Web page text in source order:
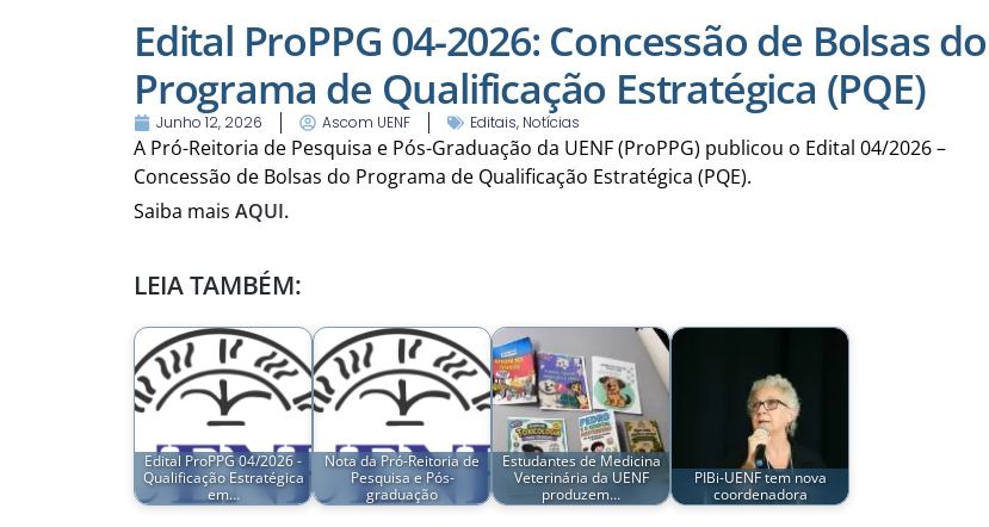
Edital ProPPG 04-2026: Concessão de Bolsas do
Programa de Qualificação Estratégica (PQE)
Junho 12, 2026 Ascom UENF Editais, Notícias
A Pró-Reitoria de Pesquisa e Pós-Graduação da UENF (ProPPG) publicou o Edital 04/2026 –
Concessão de Bolsas do Programa de Qualificação Estratégica (PQE).
Saiba mais AQUI.
LEIA TAMBÉM:
Edital ProPPG 04/2026 -
Qualificação Estratégica
em…
Nota da Pró-Reitoria de
Pesquisa e Pós-
graduação
Estudantes de Medicina
Veterinária da UENF
produzem…
PIBi-UENF tem nova
coordenadora